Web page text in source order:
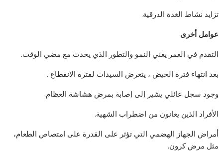
تزايد نشاط الغدة الدرقية.
عوامل أخرى
التقدم في العمر يعني النمو والتطور الذي يحدث مع مضي الوقت.
بعد انتهاء فترة الحيض ، يتعرض السيدات لفترة الانقطاع .
وجود سجل عائلي يشير إلى إصابة بمرض هشاشة العظام.
الأفراد الذين يعانون من اضطراب الشهية.
أمراض الجهاز الهضمي التي تؤثر على القدرة على امتصاص الطعام،
مثل مرض كرون.